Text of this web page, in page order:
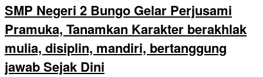
SMP Negeri 2 Bungo Gelar Perjusami
Pramuka, Tanamkan Karakter berakhlak
mulia, disiplin, mandiri, bertanggung
jawab Sejak Dini